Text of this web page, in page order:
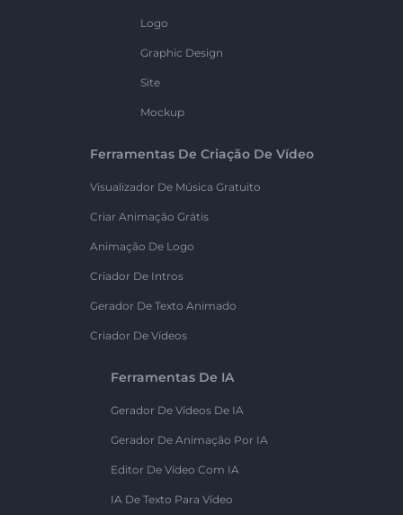
Logo
Graphic Design
Site
Mockup
Ferramentas De Criação De Vídeo
Visualizador De Música Gratuito
Criar Animação Grátis
Animação De Logo
Criador De Intros
Gerador De Texto Animado
Criador De Vídeos
Ferramentas De IA
Gerador De Vídeos De IA
Gerador De Animação Por IA
Editor De Vídeo Com IA
IA De Texto Para Vídeo